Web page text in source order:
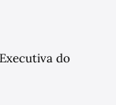
do